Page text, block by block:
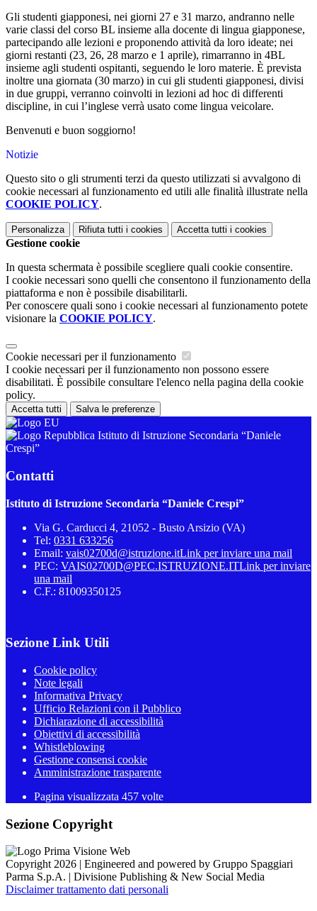
Gli studenti giapponesi, nei giorni 27 e 31 marzo, andranno nelle
varie classi del corso BL insieme alla docente di lingua giapponese,
partecipando alle lezioni e proponendo attività da loro ideate; nei
giorni restanti (23, 26, 28 marzo e 1 aprile), rimarranno in 4BL
insieme agli studenti ospitanti, seguendo le loro materie. È prevista
inoltre una giornata (30 marzo) in cui gli studenti giapponesi, divisi
in due gruppi, verranno coinvolti in lezioni ad hoc di differenti
discipline, in cui l’inglese verrà usato come lingua veicolare.
Benvenuti e buon soggiorno!
Notizie
Questo sito o gli strumenti terzi da questo utilizzati si avvalgono di
cookie necessari al funzionamento ed utili alle finalità illustrate nella
COOKIE POLICY.
Personalizza Rifiuta tutti i cookies Accetta tutti i cookies
Gestione cookie
In questa schermata è possibile scegliere quali cookie consentire.
I cookie necessari sono quelli che consentono il funzionamento della
piattaforma e non è possibile disabilitarli.
Per conoscere quali sono i cookie necessari al funzionamento potete
visionare la COOKIE POLICY.
Cookie necessari per il funzionamento
I cookie necessari per il funzionamento non possono essere
disabilitati. È possibile consultare l'elenco nella pagina della cookie
policy.
Accetta tutti Salva le preferenze
Istituto di Istruzione Secondaria “Daniele
Crespi”
Contatti
Istituto di Istruzione Secondaria “Daniele Crespi”
Via G. Carducci 4, 21052 - Busto Arsizio (VA)
Tel: 0331 633256
Email: vais02700d@istruzione.itLink per inviare una mail
PEC: VAIS02700D@PEC.ISTRUZIONE.ITLink per inviare
una mail
C.F.: 81009350125
Sezione Link Utili
Cookie policy
Note legali
Informativa Privacy
Ufficio Relazioni con il Pubblico
Dichiarazione di accessibilità
Obiettivi di accessibilità
Whistleblowing
Gestione consensi cookie
Amministrazione trasparente
Pagina visualizzata 457 volte
Sezione Copyright
Copyright 2026 | Engineered and powered by Gruppo Spaggiari
Parma S.p.A. | Divisione Publishing & New Social Media
Disclaimer trattamento dati personali